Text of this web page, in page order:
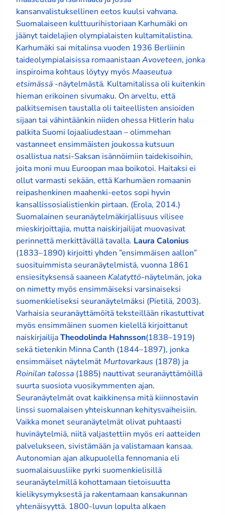
kansanvalistuksellinen eetos kuulsi vahvana.
Suomalaiseen kulttuurihistoriaan Karhumäki on
jäänyt taidelajien olympialaisten kultamitalistina.
Karhumäki sai mitalinsa vuoden 1936 Berliinin
taideolympialaisissa romaanistaanAvoveteen, jonka
inspiroima kohtaus löytyy myösMaaseutua
etsimässä -näytelmästä. Kultamitalissa oli kuitenkin
hieman erikoinen sivumaku. On arveltu, että
palkitsemisen taustalla oli taiteellisten ansioiden
sijaan tai vähintäänkin niiden ohessa Hitlerin halu
palkita Suomi lojaaliudestaan – olimmehan
vastanneet ensimmäisten joukossa kutsuun
osallistua natsi-Saksan isännöimiin taidekisoihin,
joita moni muu Euroopan maa boikotoi. Haitaksi ei
ollut varmasti sekään, että Karhumäen romaanin
reipashenkinen maahenki-eetos sopi hyvin
kansallissosialistienkin pirtaan. (Erola, 2014.)
Suomalainen seuranäytelmäkirjallisuus vilisee
mieskirjoittajia, mutta naiskirjailijat muovasivat
perinnettä merkittävällä tavalla. Laura Calonius
(1833–1890) kirjoitti yhden ”ensimmäisen aallon”
suosituimmista seuranäytelmistä, vuonna 1861
ensiesityksensä saaneenKalatyttö-näytelmän, joka
on nimetty myös ensimmäiseksi varsinaiseksi
suomenkieliseksi seuranäytelmäksi (Pietilä, 2003).
Varhaisia seuranäyttämöitä teksteillään rikastuttivat
myös ensimmäinen suomen kielellä kirjoittanut
naiskirjailijaTheodolinda Hahnsson(1838–1919)
sekä tietenkin Minna Canth (1844–1897), jonka
ensimmäiset näytelmätMurtovarkaus (1878) ja
Roinilan talossa (1885) nauttivat seuranäyttämöillä
suurta suosiota vuosikymmenten ajan.
Seuranäytelmät ovat kaikkinensa mitä kiinnostavin
linssi suomalaisen yhteiskunnan kehitysvaiheisiin.
Vaikka monet seuranäytelmät olivat puhtaasti
huvinäytelmiä, niitä valjastettiin myös eri aatteiden
palvelukseen, sivistämään ja valistamaan kansaa.
Autonomian ajan alkupuolella fennomania eli
suomalaisuusliike pyrki suomenkielisillä
seuranäytelmillä kohottamaan tietoisuutta
kielikysymyksestä ja rakentamaan kansakunnan
yhtenäisyyttä. 1800-luvun lopulta alkaen